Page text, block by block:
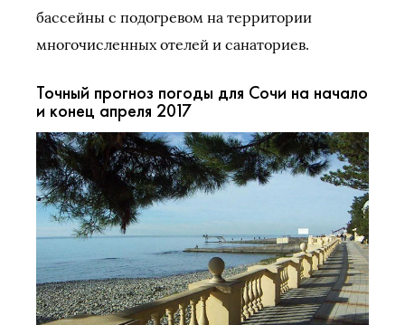
бассейны с подогревом на территории
многочисленных отелей и санаториев.
Точный прогноз погоды для Сочи на начало
и конец апреля 2017